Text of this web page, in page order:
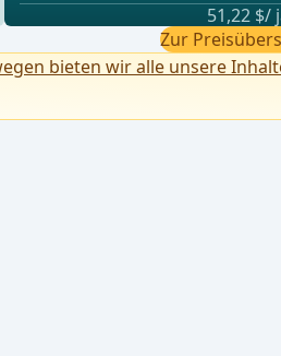
51,22 $/
Zur
bieten wir alle unsere